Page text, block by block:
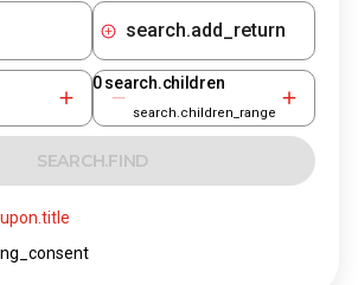
search.add_return
0 search.children
search.children_range
SEARCH.FIND